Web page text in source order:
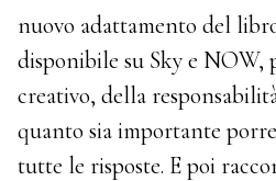
nuovo adattamento del
disponibile su Sky e NOW,
creativo, della
quanto sia importante
tutte le risposte. E poi